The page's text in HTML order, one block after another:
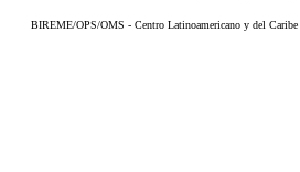
BIREME/OPS/OMS - Centro Latinoamericano y del